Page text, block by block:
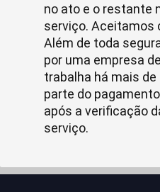
no ato e o restante
serviço. Aceitamos
Além de toda
por uma empresa
trabalha há mais de
parte do
após a verificação
serviço.